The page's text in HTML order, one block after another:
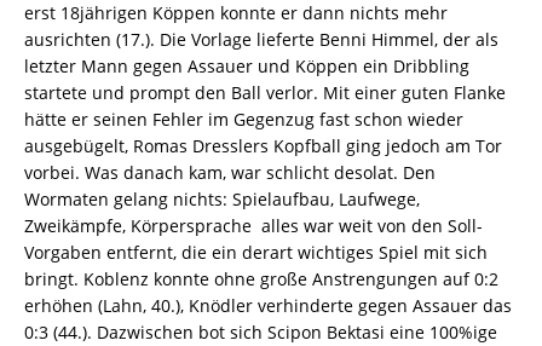
erst 18jährigen Köppen konnte er dann nichts mehr
ausrichten (17.). Die Vorlage lieferte Benni Himmel, der als
letzter Mann gegen Assauer und Köppen ein Dribbling
startete und prompt den Ball verlor. Mit einer guten Flanke
hätte er seinen Fehler im Gegenzug fast schon wieder
ausgebügelt, Romas Dresslers Kopfball ging jedoch am Tor
vorbei. Was danach kam, war schlicht desolat. Den
Wormaten gelang nichts: Spielaufbau, Laufwege,
Zweikämpfe, Körpersprache  alles war weit von den Soll-
Vorgaben entfernt, die ein derart wichtiges Spiel mit sich
bringt. Koblenz konnte ohne große Anstrengungen auf 0:2
erhöhen (Lahn, 40.), Knödler verhinderte gegen Assauer das
0:3 (44.). Dazwischen bot sich Scipon Bektasi eine 100%ige